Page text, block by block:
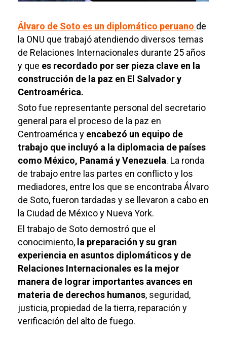
Álvaro de Soto es un diplomático peruano de
la ONU que trabajó atendiendo diversos temas
de Relaciones Internacionales durante 25 años
y que es recordado por ser pieza clave en la
construcción de la paz en El Salvador y
Centroamérica.
Soto fue representante personal del secretario
general para el proceso de la paz en
Centroamérica y encabezó un equipo de
trabajo que incluyó a la diplomacia de países
como México, Panamá y Venezuela. La ronda
de trabajo entre las partes en conflicto y los
mediadores, entre los que se encontraba Álvaro
de Soto, fueron tardadas y se llevaron a cabo en
la Ciudad de México y Nueva York.
El trabajo de Soto demostró que el
conocimiento, la preparación y su gran
experiencia en asuntos diplomáticos y de
Relaciones Internacionales es la mejor
manera de lograr importantes avances en
materia de derechos humanos, seguridad,
justicia, propiedad de la tierra, reparación y
verificación del alto de fuego.